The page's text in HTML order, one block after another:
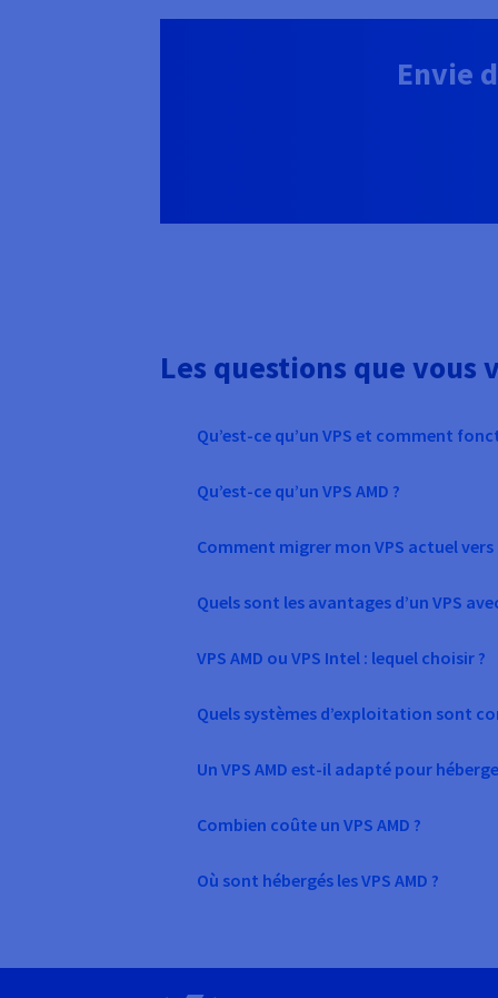
Envie
Les questions que vous
Qu’est-ce qu’un VPS et comment
Qu’est-ce qu’un VPS AMD ?
Comment migrer mon VPS actuel vers
Quels sont les avantages d’un VPS
VPS AMD ou VPS Intel : lequel choisir ?
Quels systèmes d’exploitation sont
Un VPS AMD est-il adapté pour
Combien coûte un VPS AMD ?
Où sont hébergés les VPS AMD ?